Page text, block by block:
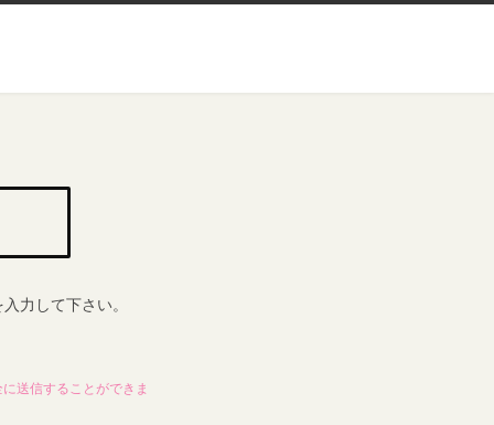
力して下さい。
送信することができま